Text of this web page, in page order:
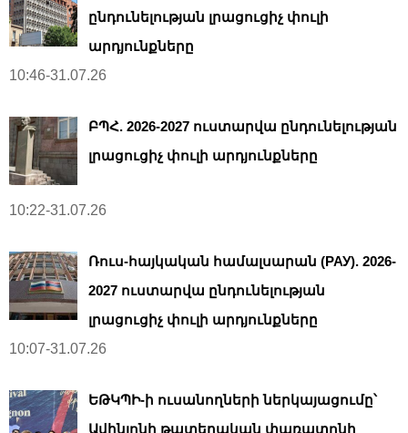
ընդունելության լրացուցիչ փուլի
արդյունքները
10:46-31.07.26
ԲՊՀ. 2026-2027 ուստարվա ընդունելության
լրացուցիչ փուլի արդյունքները
10:22-31.07.26
Ռուս-հայկական համալսարան (РАУ). 2026-
2027 ուստարվա ընդունելության
լրացուցիչ փուլի արդյունքները
10:07-31.07.26
ԵԹԿՊԻ-ի ուսանողների ներկայացումը՝
Ավինյոնի թատերական փառատոնի